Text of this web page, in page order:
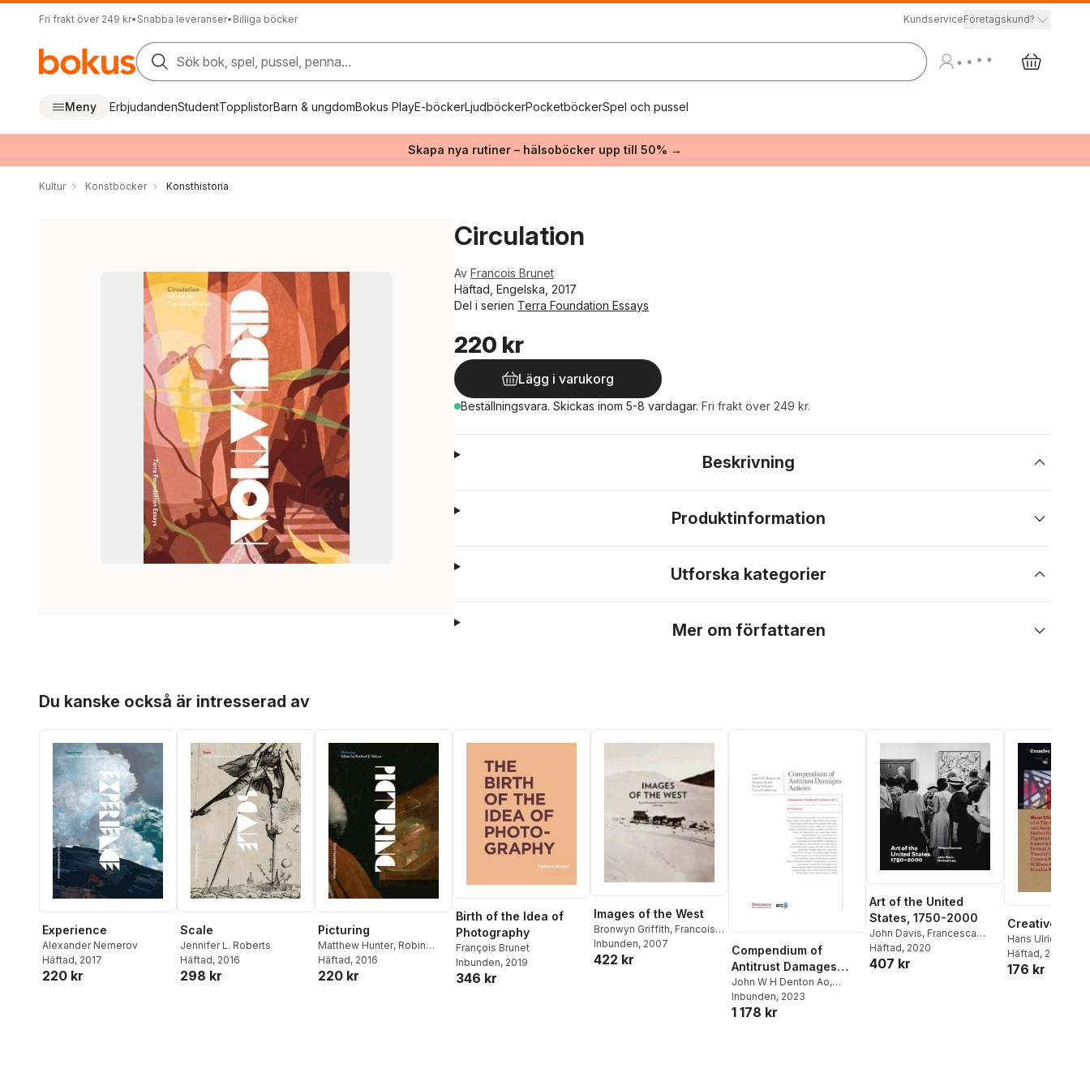
Fri frakt över 249 kr• Snabba leveranser• Billiga böcker KundserviceFöretagskund?
Sök bok, spel, pussel, penna...
Meny ErbjudandenStudentTopplistorBarn & ungdomBokus PlayE-böckerLjudböckerPocketböckerSpel och pussel
Skapa nya rutiner – hälsoböcker upp till 50% →
Kultur Konstböcker Konsthistoria
Circulation
Av Francois Brunet
Häftad, Engelska, 2017
Del i serien Terra Foundation Essays
220 kr
Lägg i varukorg
Beställningsvara. Skickas inom 5-8 vardagar. Fri frakt över 249 kr.
Beskrivning
Produktinformation
Utforska kategorier
Mer om författaren
Du kanske också är intresserad av
Experience
Alexander Nemerov
Häftad, 2017
220 kr
Scale
Jennifer L. Roberts
Häftad, 2016
298 kr
Picturing
Matthew Hunter, Robin
Kelsey, Rachael Z. DeLue
Häftad, 2016
220 kr
Birth of the Idea of
Photography
François Brunet
Inbunden, 2019
346 kr
Images of the West
Bronwyn Griffith, Francois
Brunet
Inbunden, 2007
422 kr
Compendium of
Antitrust Damages
Actions - 2nd Edition
John W H Denton Ao,
François Brunet
Inthavisay
Inbunden, 2023
1 178 kr
Art of the United
States, 1750-2000
John Davis, Francesca
Rose
Häftad, 2020
407 kr
Creative
Hans Ulrich
Cuddy
Häftad, 2019
176 kr